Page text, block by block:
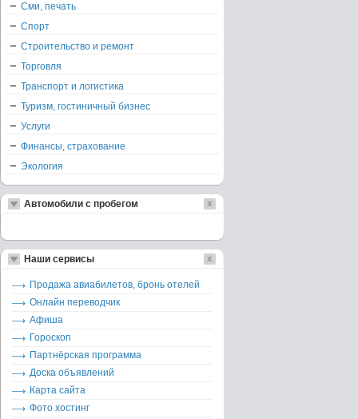
Сми, печать
Спорт
Строительство и ремонт
Торговля
Транспорт и логистика
Туризм, гостиничный бизнес
Услуги
Финансы, страхование
Экология
Автомобили с пробегом
Наши сервисы
Продажа авиабилетов, бронь отелей
Онлайн переводчик
Афиша
Гороскоп
Партнёрская программа
Доска объявлений
Карта сайта
Фото хостинг